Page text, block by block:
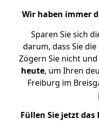
Wir haben immer
Sparen Sie sich
darum, dass Sie
Zögern Sie nicht und
heute, um Ihren
Freiburg im
Füllen Sie jetzt